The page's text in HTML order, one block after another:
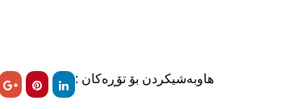
هاوبەشیکردن بۆ تۆڕەکان :